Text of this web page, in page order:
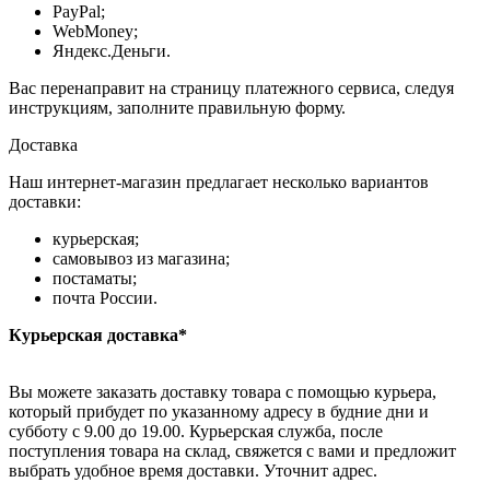
PayPal;
WebMoney;
Яндекс.Деньги.
Вас перенаправит на страницу платежного сервиса, следуя
инструкциям, заполните правильную форму.
Доставка
Наш интернет-магазин предлагает несколько вариантов
доставки:
курьерская;
самовывоз из магазина;
постаматы;
почта России.
Курьерская доставка*
Вы можете заказать доставку товара с помощью курьера,
который прибудет по указанному адресу в будние дни и
субботу с 9.00 до 19.00. Курьерская служба, после
поступления товара на склад, свяжется с вами и предложит
выбрать удобное время доставки. Уточнит адрес.